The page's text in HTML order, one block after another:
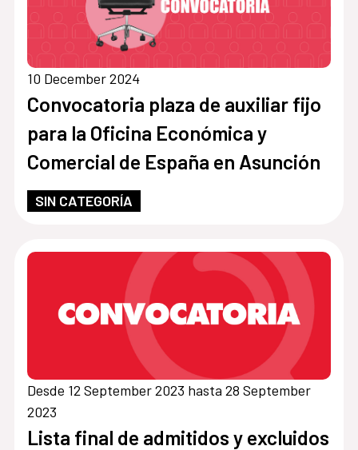
10 December 2024
Convocatoria plaza de auxiliar fijo
para la Oficina Económica y
Comercial de España en Asunción
SIN CATEGORÍA
Desde 12 September 2023 hasta 28 September
2023
Lista final de admitidos y excluidos